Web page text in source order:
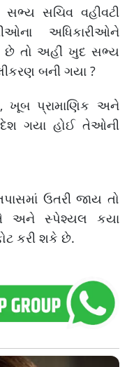
સચિવ વહીવટી
અધિકારીઓને
છે તો અહીં ખુદ સભ્ય
બની ગયા ?
ખૂબ પ્રામાણિક અને
ગયા હોઈ તેઓની
ઉતરી જાય તો
અને સ્પેશ્યલ કયા
કરી શકે છે.